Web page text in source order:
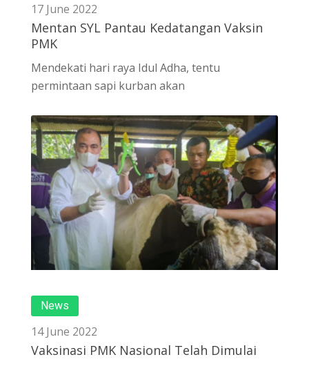
17 June 2022
Mentan SYL Pantau Kedatangan Vaksin
PMK
Mendekati hari raya Idul Adha, tentu
permintaan sapi kurban akan
News
14 June 2022
Vaksinasi PMK Nasional Telah Dimulai